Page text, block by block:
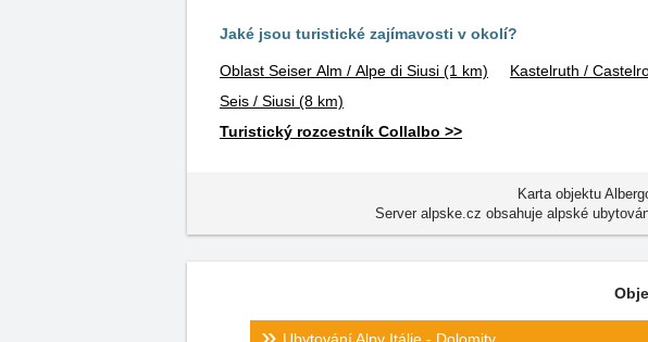
Jaké jsou turistické zajímavosti v okolí?
Oblast Seiser Alm / Alpe di Siusi (1 km) Kastelruth /
Seis / Siusi (8 km)
Turistický rozcestník Collalbo >>
Karta objektu
Server alpske.cz obsahuje alpské